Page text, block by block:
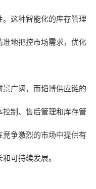
这种智能化的库存管理
地把控市场需求，优化
广阔，而韬博供应链的
制、售后管理和库存管
争激烈的市场中提供有
可持续发展。